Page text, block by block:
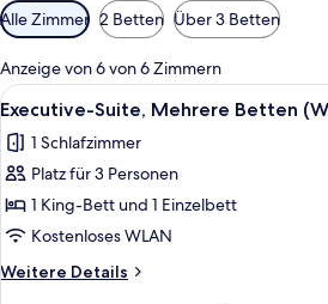
Verfügbare
Filter
für
Zimmer
Alle Zimmer 2 Betten Über 3 Betten
Anzeige von 6 von 6 Zimmern
Alle
Fotos
für
Executive-
Suite,
Mehrere
Betten
(Wyndham)
Ein
6
Executive-Suite, Mehrere Betten
1 Schlafzimmer
Platz für 3 Personen
1 King-Bett und 1 Einzelbett
Kostenloses WLAN
Weitere Details
Weitere